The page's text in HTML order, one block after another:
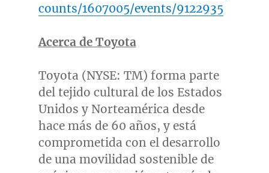
counts/1607005/events/9122935
Acerca de Toyota
Toyota (NYSE: TM) forma parte
del tejido cultural de los Estados
Unidos y Norteamérica desde
hace más de 60 años, y está
comprometida con el desarrollo
de una movilidad sostenible de